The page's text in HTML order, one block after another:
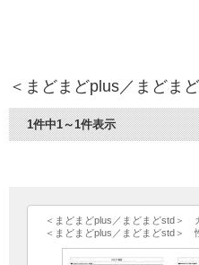
＜まどまどplus／まどま
1件中1～1件表示
＜まどまどplus／まどまどstd＞
＜まどまどplus／まどまどstd＞